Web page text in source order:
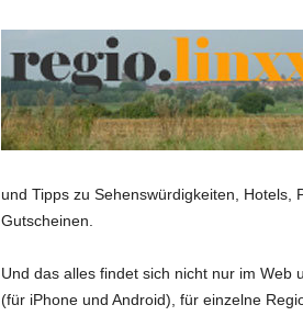
und Tipps zu Sehenswürdigkeiten, Hotels,
Gutscheinen.
Und das alles findet sich nicht nur im Web
(für iPhone und Android), für einzelne